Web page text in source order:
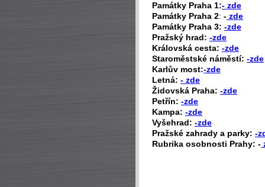
Památky Praha 1:- zde
Památky Praha 2: - zde
Památky Praha 3: -zde
Pražský hrad: -zde
Královská cesta: -zde
Staroměstské náměstí: -zde
Karlův most:-zde
Letná: - zde
Židovská Praha: -zde
Petřín: -zde
Kampa: -zde
Vyšehrad: -zde
Pražské zahrady a parky: -
Rubrika osobnosti Prahy: -